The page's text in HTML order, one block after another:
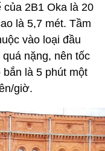
của 2B1 Oka là 20
là 5,7 mét. Tầm
vào loại đầu
nặng, nên tốc
là 5 phút một
giờ.